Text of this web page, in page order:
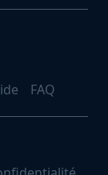
FAQ